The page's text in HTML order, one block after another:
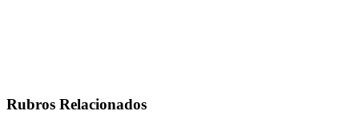
Rubros Relacionados